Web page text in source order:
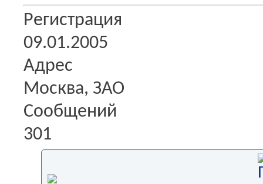
Регистрация
09.01.2005
Адрес
Москва, ЗАО
Сообщений
301